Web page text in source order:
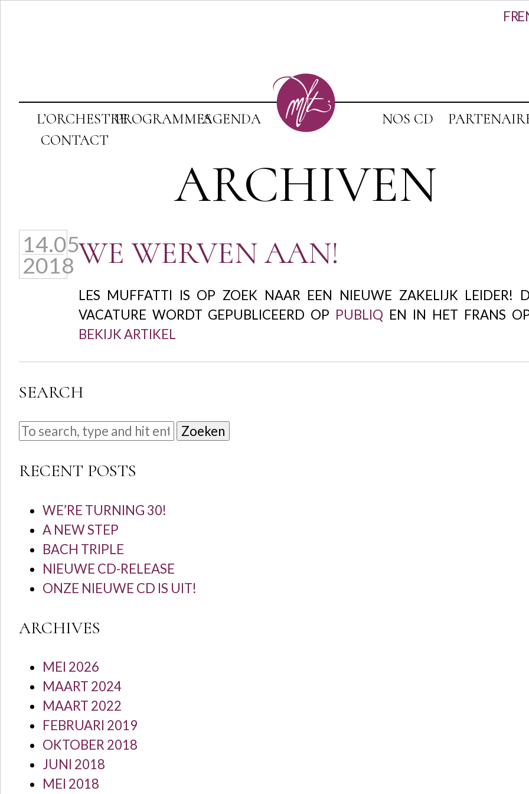
L’ORCHESTREPROGRAMMESAGENDA NOS CD
CONTACT
FR
ARCHIVEN
14.05
2018WE WERVEN AAN!
LES MUFFATTI IS OP ZOEK NAAR EEN NIEUWE ZAKELIJK LEIDER!
VACATURE WORDT GEPUBLICEERD OP PUBLIQ EN IN HET FRANS
BEKIJK ARTIKEL
SEARCH
Zoeken
RECENT POSTS
WE’RE TURNING 30!
A NEW STEP
BACH TRIPLE
NIEUWE CD-RELEASE
ONZE NIEUWE CD IS UIT!
ARCHIVES
MEI 2026
MAART 2024
MAART 2022
FEBRUARI 2019
OKTOBER 2018
JUNI 2018
MEI 2018